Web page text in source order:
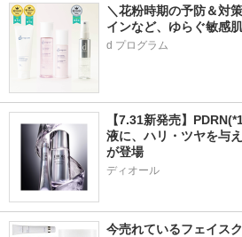
＼花粉時期の予防＆対
インなど、ゆらぐ敏感
d プログラム
【7.31新発売】
液に、ハリ・ツヤを与
が登場
ディオール
今売れているフェイス